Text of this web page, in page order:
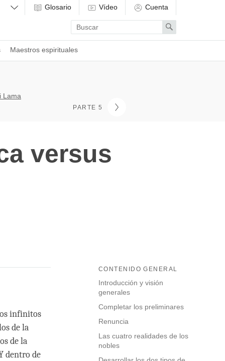
Maestros espirituales
Glosario Vídeo Cuenta
Enter
search
term
Search
Lama
PARTE 5
versus
CONTENIDO GENERAL
Introducción y visión
generales
Completar los preliminares
Renuncia
Las cuatro realidades de los
nobles
infinitos
de la
de la
dentro de